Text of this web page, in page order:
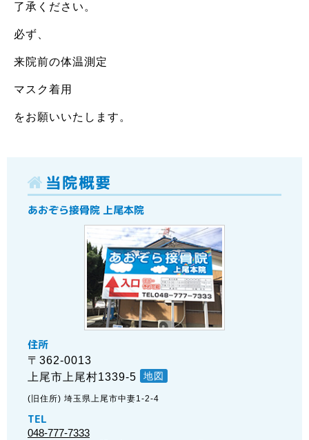
了承ください。
必ず、
来院前の体温測定
マスク着用
をお願いいたします。
当院概要
あおぞら接骨院 上尾本院
住所
〒362-0013
上尾市上尾村1339-5
地図
(旧住所) 埼玉県上尾市中妻1-2-4
TEL
048-777-7333